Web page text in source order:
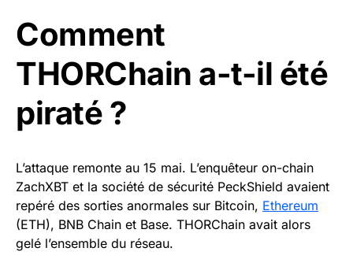
Comment
THORChain a-t-il été
piraté ?
L’attaque remonte au 15 mai. L’enquêteur on-chain
ZachXBT et la société de sécurité PeckShield avaient
repéré des sorties anormales sur Bitcoin, Ethereum
(ETH), BNB Chain et Base. THORChain avait alors
gelé l’ensemble du réseau.